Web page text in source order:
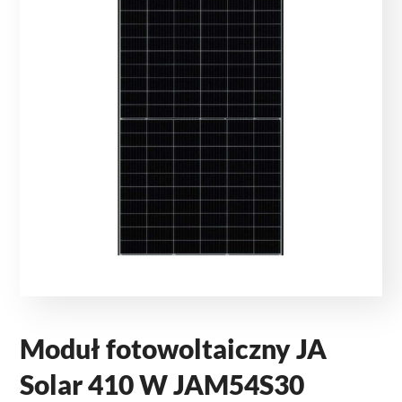
Moduł fotowoltaiczny JA
Solar 410 W JAM54S30